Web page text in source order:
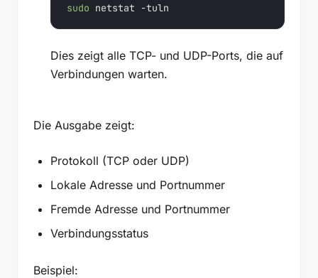
sudo netstat -tuln
Dies zeigt alle TCP- und UDP-Ports, die auf
Verbindungen warten.
Die Ausgabe zeigt:
Protokoll (TCP oder UDP)
Lokale Adresse und Portnummer
Fremde Adresse und Portnummer
Verbindungsstatus
Beispiel: